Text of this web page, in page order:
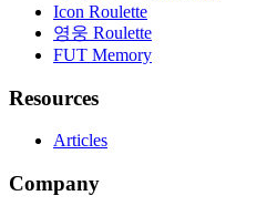
Icon Roulette
영웅 Roulette
FUT Memory
Resources
Articles
Company